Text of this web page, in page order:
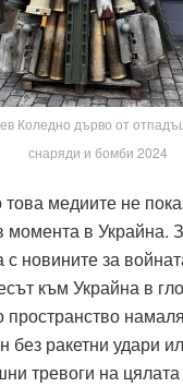
Коледно дърво от
снаряди и бомби 2024
медиите не
момента в Украйна.
с новините за
към Украйна в
без ракетни удари
тревоги на